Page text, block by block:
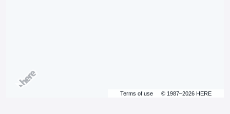
Terms of use © 1987–2026 HERE